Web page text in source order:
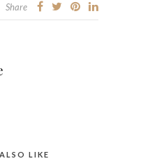
Share
LIKE